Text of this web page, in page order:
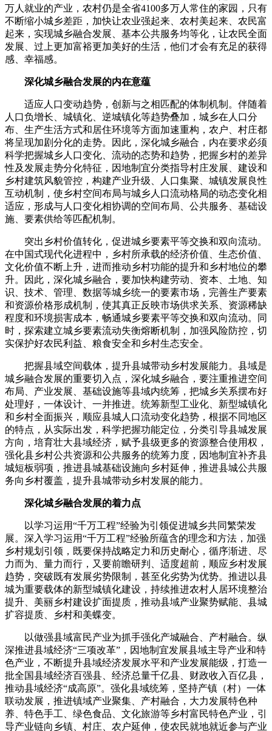
万人就业的产业，农村仍是全省4100多万人常住的家园，只有
不断缩小城乡差距，加快让农业强起来、农村美起来、农民富
起来，实现城乡融合发展、基本公共服务均等化，让农民全面
发展、过上更加富裕更加美好的生活，他们才会有充足的获得
感、幸福感。
深化城乡融合发展的内在意蕴
适应人口变动趋势，创新与之相匹配的体制机制。伴随着
人口负增长、城镇化、逆城镇化等趋势叠加，城乡在人口分
布、生产生活方式和居住环境等方面加速重构，农户、村庄都
将呈现加剧分化的走势。因此，深化城乡融合，内在要求必须
科学把握城乡人口变化、流动的态势和趋势，把握乡村的差异
性及发展走势分化特征，因地制宜分类指导村庄发展、建设和
乡村建筑风貌管控，构建产业升级、人口集聚、城镇发展良性
互动机制，使乡村空间布局与城乡人口流动格局的动态变化相
适应，形成与人口变化相协调的空间布局、公共服务、基础设
施、要素供给等匹配机制。
突出乡村价值转化，促进城乡要素平等交换和双向流动。
在中国式现代化进程中，乡村所承载的经济价值、生态价值、
文化价值不断上升，进而推动乡村功能的提升和乡村地位的攀
升。因此，深化城乡融合，要加快构建劳动、资本、土地、知
识、技术、管理、数据等城乡统一的要素市场，完善生产要素
和资源价格形成机制，使其真正反映市场供求关系、资源稀缺
程度和环境损害成本，畅通城乡要素平等交换和双向流动。同
时，探索建立城乡要素流动失衡熔断机制，加强风险防控，切
实保护好农民利益、粮食安全和乡村生态安全。
把握县域空间载体，提升县城带动乡村发展能力。县域是
城乡融合发展的重要切入点，深化城乡融合，要注重推进空间
布局、产业发展、基础设施等县域内统筹，把城乡关系摆布好
处理好，一体设计、一并推进。统筹新型工业化、新型城镇化
和乡村全面振兴，顺应县城人口流动变化趋势，根据不同地区
的特点，从实际出发，科学把握功能定位，分类引导县城发展
方向，培育壮大县域经济，赋予县级更多的资源整合使用权，
强化县乡村公共资源和公共服务的统筹力度，因地制宜补齐县
城短板弱项，推进县城基础设施向乡村延伸，推进县城公共服
务向乡村覆盖，提升县城带动乡村发展的能力。
深化城乡融合发展的着力点
以学习运用“千万工程”经验为引领促进城乡共同繁荣发
展。深入学习运用“千万工程”经验所蕴含的理念和方法，加强
乡村规划引领，既要保持战略定力和历史耐心，循序渐进、尽
力而为、量力而行，又要前瞻研判、适度超前，顺应乡村发展
趋势，突破既有发展劣势限制，甚至化劣势为优势。推进以县
城为重要载体的新型城镇化建设，持续推进农村人居环境整治
提升、美丽乡村建设扩面提质，推动县域产业聚势赋能、县城
扩容提质、乡村和美蝶变。
以做强县域富民产业为抓手强化产城融合、产村融合。纵
深推进县域经济“三项改革”，因地制宜发展县域主导产业和特
色产业，不断提升县域经济发展水平和产业发展能级，打造一
批全国县域经济百强县、经济总量千亿县、财政收入百亿县，
推动县域经济“成高原”。强化县域统筹，坚持产镇（村）一体
联动发展，推进镇域产业聚集、产村融合，大力发展特色种
养、特色手工、绿色食品、文化旅游等乡村富民特色产业，引
导产业链向乡镇、村庄、农户延伸，使农民就地就近参与产业